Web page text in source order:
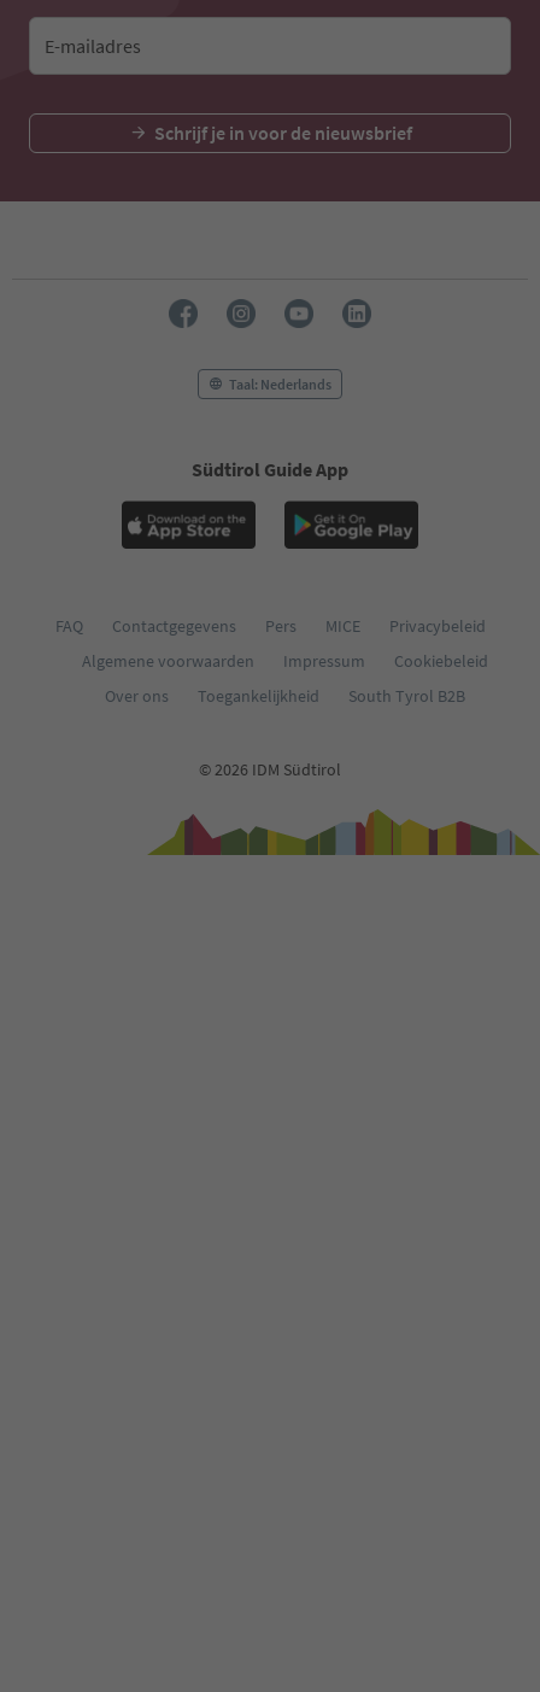
E-mailadres
Schrijf je in voor de nieuwsbrief
Taal: Nederlands
Südtirol Guide App
FAQ Contactgegevens Pers MICE
Privacybeleid
Algemene voorwaarden
Impressum
Cookiebeleid
Over ons
Toegankelijkheid South Tyrol B2B
© 2026 IDM Südtirol